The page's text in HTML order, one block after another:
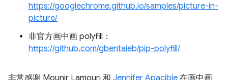
https://googlechrome.github.io/samples/picture-in-
picture/
非官方画中画 polyfill：
https://github.com/gbentaieb/pip-polyfill/
非常感谢 Mounir Lamouri 和 Jennifer Apacible 在画中画